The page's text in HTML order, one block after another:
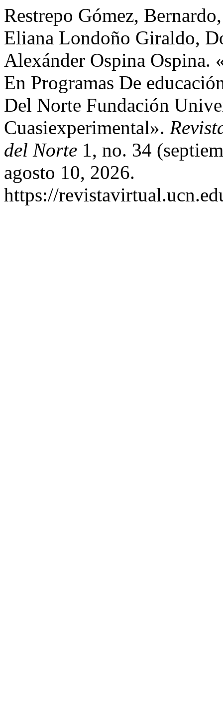
Restrepo Gómez,
Eliana Londoño Giraldo,
Alexánder Ospina Ospina.
En Programas De
Del Norte Fundación
Cuasiexperimental».
del Norte 1, no. 34
agosto 10, 2026.
https://